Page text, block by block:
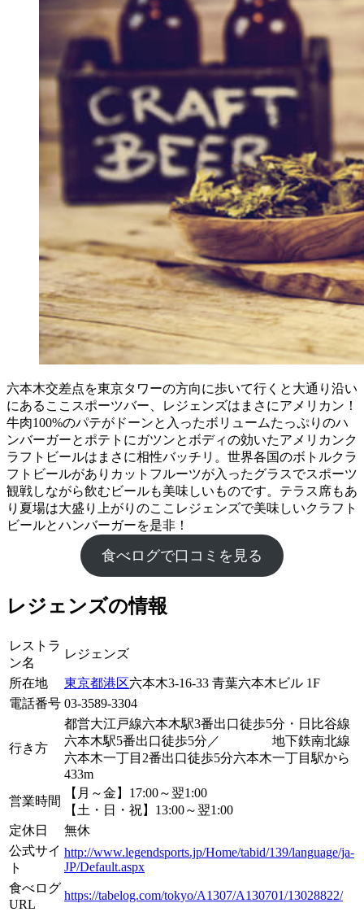
六本木交差点を東京タワーの方向に歩いて行くと大通り沿い
にあるここスポーツバー、レジェンズはまさにアメリカン！
牛肉100%のパテがドーンと入ったボリュームたっぷりのハ
ンバーガーとポテトにガツンとボディの効いたアメリカンク
ラフトビールはまさに相性バッチリ。世界各国のボトルクラ
フトビールがありカットフルーツが入ったグラスでスポーツ
観戦しながら飲むビールも美味しいものです。テラス席もあ
り夏場は大盛り上がりのここレジェンズで美味しいクラフト
ビールとハンバーガーを是非！
食べログで口コミを見る
レジェンズの情報
レストラ
ン名
レジェンズ
所在地 東京都港区六本木3-16-33 青葉六本木ビル 1F
電話番号 03-3589-3304
行き方
都営大江戸線六本木駅3番出口徒歩5分・日比谷線
六本木駅5番出口徒歩5分／ 地下鉄南北線
六本木一丁目2番出口徒歩5分六本木一丁目駅から
433m
営業時間
【月～金】17:00～翌1:00
【土・日・祝】13:00～翌1:00
定休日
無休
公式サイ
ト
http://www.legendsports.jp/Home/tabid/139/language/ja-
JP/Default.aspx
食べログ
URL
https://tabelog.com/tokyo/A1307/A130701/13028822/